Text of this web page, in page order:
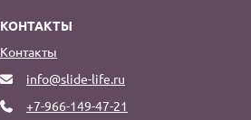
КОНТАКТЫ
Контакты
info@slide-life.ru
+7-966-149-47-21